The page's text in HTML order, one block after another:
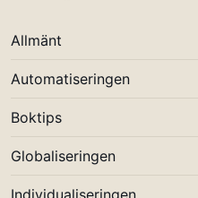
Allmänt
Automatiseringen
Boktips
Globaliseringen
Individualiseringen